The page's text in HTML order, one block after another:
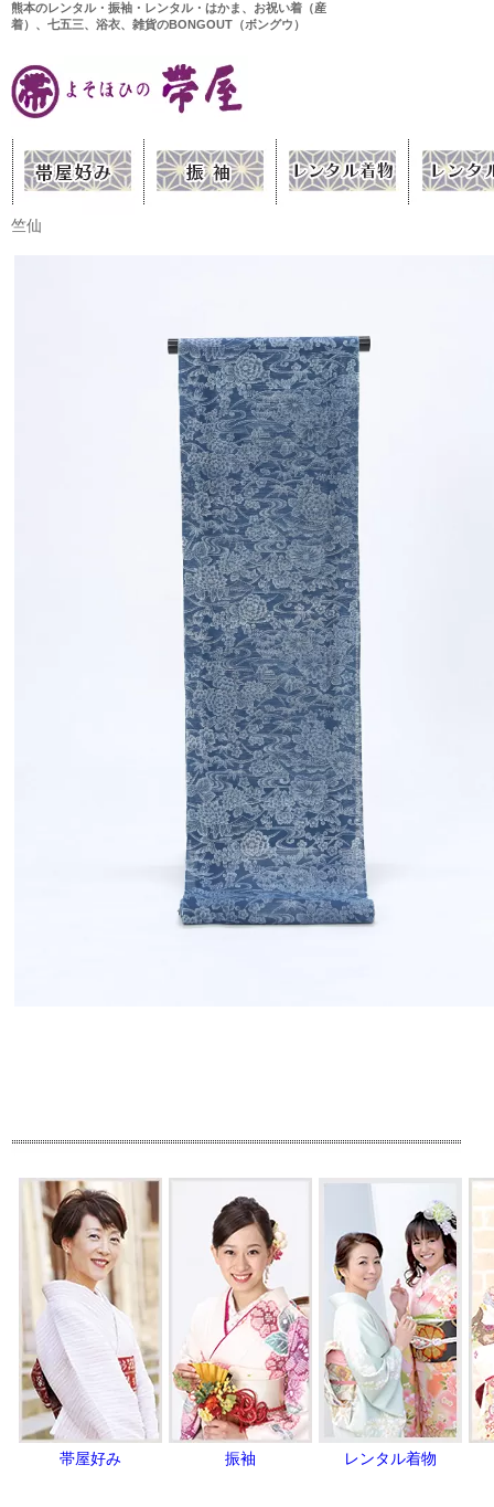
熊本のレンタル・振袖・レンタル・はかま、お祝い着（産
着）、七五三、浴衣、雑貨のBONGOUT（ボングウ）
竺仙
帯屋好み 振袖 レンタル着物